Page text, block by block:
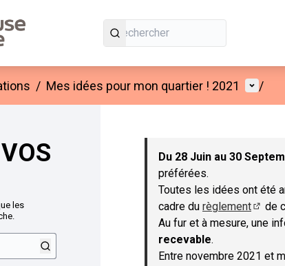
/ Mes idées pour mon quartier ! 2021 Menu
/
les
Passer la carte
Du 28 Juin au 30
préférées.
Toutes les idées ont été
cadre du règlement
de
Au fur et à mesure, une
recevable.
Entre novembre 2021 et